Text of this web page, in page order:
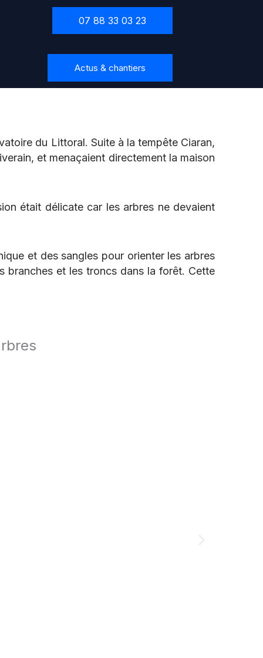
07 88 33 03 23
Actus & chantiers
du Littoral. Suite à la tempête Ciaran,
et menaçaient directement la maison
était délicate car les arbres ne devaient
et des sangles pour orienter les arbres
branches et les troncs dans la forêt. Cette